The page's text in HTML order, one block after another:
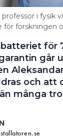
i fysik
för forskningen
för
går
och att
många